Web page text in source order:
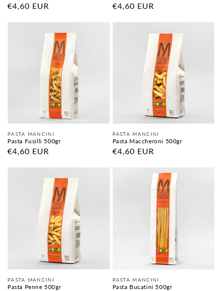
Prezzo
€4,60 EUR
Prezzo
€4,60 EUR
Fornitore:
PASTA MANCINI
Pasta Fusilli 500gr
Prezzo
€4,60 EUR
Fornitore:
PASTA MANCINI
Pasta Maccheroni 500gr
Prezzo
€4,60 EUR
Fornitore:
PASTA MANCINI
Pasta Penne 500gr
Fornitore:
PASTA MANCINI
Pasta Bucatini 500gr